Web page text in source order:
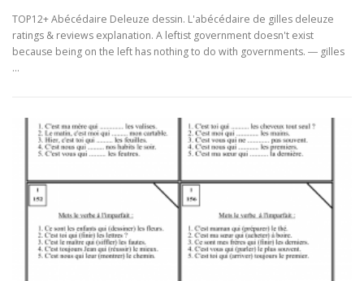
TOP12+ Abécédaire Deleuze dessin. L'abécédaire de gilles deleuze
ratings & reviews explanation. A leftist government doesn't exist
because being on the left has nothing to do with governments. ― gilles
…